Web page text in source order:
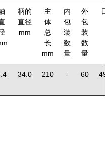
柄的
直径
mm
主
体
总
长
mm
内
包
装
数
量
外
包
装
数
量
34.0 210 - 60